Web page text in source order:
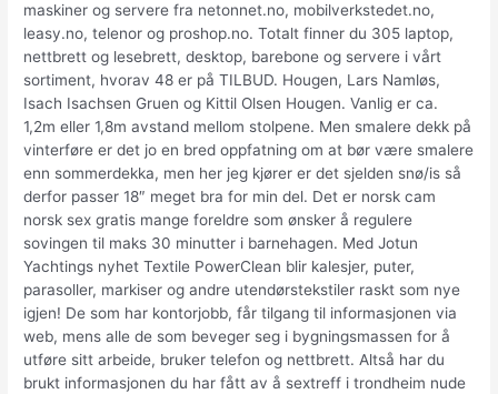
maskiner og servere fra netonnet.no, mobilverkstedet.no,
leasy.no, telenor og proshop.no. Totalt finner du 305 laptop,
nettbrett og lesebrett, desktop, barebone og servere i vårt
sortiment, hvorav 48 er på TILBUD. Hougen, Lars Namløs,
Isach Isachsen Gruen og Kittil Olsen Hougen. Vanlig er ca.
1,2m eller 1,8m avstand mellom stolpene. Men smalere dekk på
vinterføre er det jo en bred oppfatning om at bør være smalere
enn sommerdekka, men her jeg kjører er det sjelden snø/is så
derfor passer 18″ meget bra for min del. Det er norsk cam
norsk sex gratis mange foreldre som ønsker å regulere
sovingen til maks 30 minutter i barnehagen. Med Jotun
Yachtings nyhet Textile PowerClean blir kalesjer, puter,
parasoller, markiser og andre utendørstekstiler raskt som nye
igjen! De som har kontorjobb, får tilgang til informasjonen via
web, mens alle de som beveger seg i bygningsmassen for å
utføre sitt arbeide, bruker telefon og nettbrett. Altså har du
brukt informasjonen du har fått av å sextreff i trondheim nude